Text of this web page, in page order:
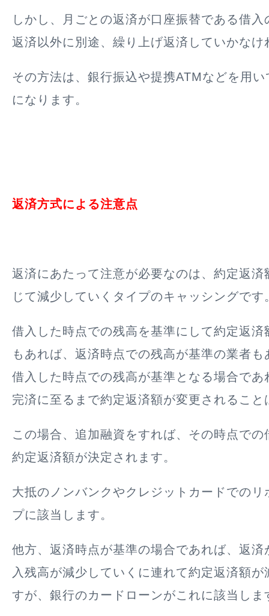
しかし、月ごとの返済が口座振替である借
返済以外に別途、繰り上げ返済していかなけ
その方法は、銀行振込や提携ATMなどを用
になります。
返済方式による注意点
返済にあたって注意が必要なのは、約定返済
じて減少していくタイプのキャッシングです
借入した時点での残高を基準にして約定返済
もあれば、返済時点での残高が基準の業者も
借入した時点での残高が基準となる場合であ
完済に至るまで約定返済額が変更されること
この場合、追加融資をすれば、その時点で
約定返済額が決定されます。
大抵のノンバンクやクレジットカードでのリ
プに該当します。
他方、 返済時点が基準の場合であれば、 返済
入残高が減少していくに連れて約定返済額
すが、銀行のカードローンがこれに該当しま